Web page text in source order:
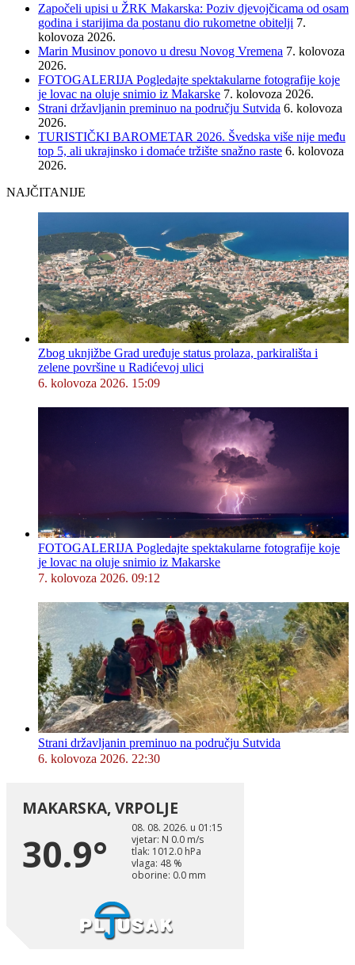
Započeli upisi u ŽRK Makarska: Poziv djevojčicama od osam
godina i starijima da postanu dio rukometne obitelji 7.
kolovoza 2026.
Marin Musinov ponovo u dresu Novog Vremena 7. kolovoza
2026.
FOTOGALERIJA Pogledajte spektakularne fotografije koje
je lovac na oluje snimio iz Makarske 7. kolovoza 2026.
Strani državljanin preminuo na području Sutvida 6. kolovoza
2026.
TURISTIČKI BAROMETAR 2026. Švedska više nije među
top 5, ali ukrajinsko i domaće tržište snažno raste 6. kolovoza
2026.
NAJČITANIJE
Zbog uknjižbe Grad uređuje status prolaza, parkirališta i
zelene površine u Radićevoj ulici
6. kolovoza 2026. 15:09
FOTOGALERIJA Pogledajte spektakularne fotografije koje
je lovac na oluje snimio iz Makarske
7. kolovoza 2026. 09:12
Strani državljanin preminuo na području Sutvida
6. kolovoza 2026. 22:30